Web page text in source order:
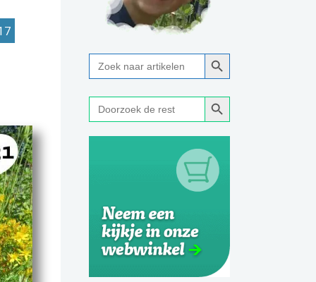
Zoek
naar:
Zoekknop
Zoek
naar:
Zoekknop